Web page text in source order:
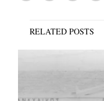
RELATED POSTS